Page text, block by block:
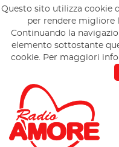
Questo sito utilizza cookie
per rendere migliore
Continuando la
elemento sottostante
cookie. Per maggiori